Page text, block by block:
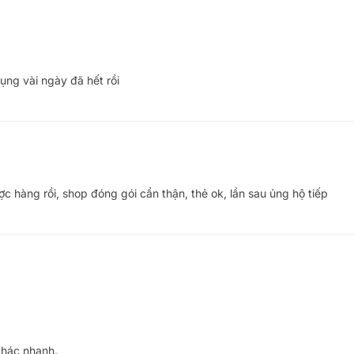
UHS-I-CARD TƯƠNG THÍCH VỚI NINTENDO
vài ngày đã hết rồi
hàng rồi, shop đóng gói cẩn thận, thẻ ok, lần sau ủng hộ tiếp
nhanh.